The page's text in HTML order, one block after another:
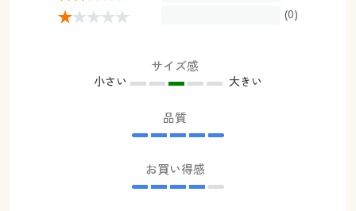
(0)
サイズ感
小さい 大きい
品質
お買い得感